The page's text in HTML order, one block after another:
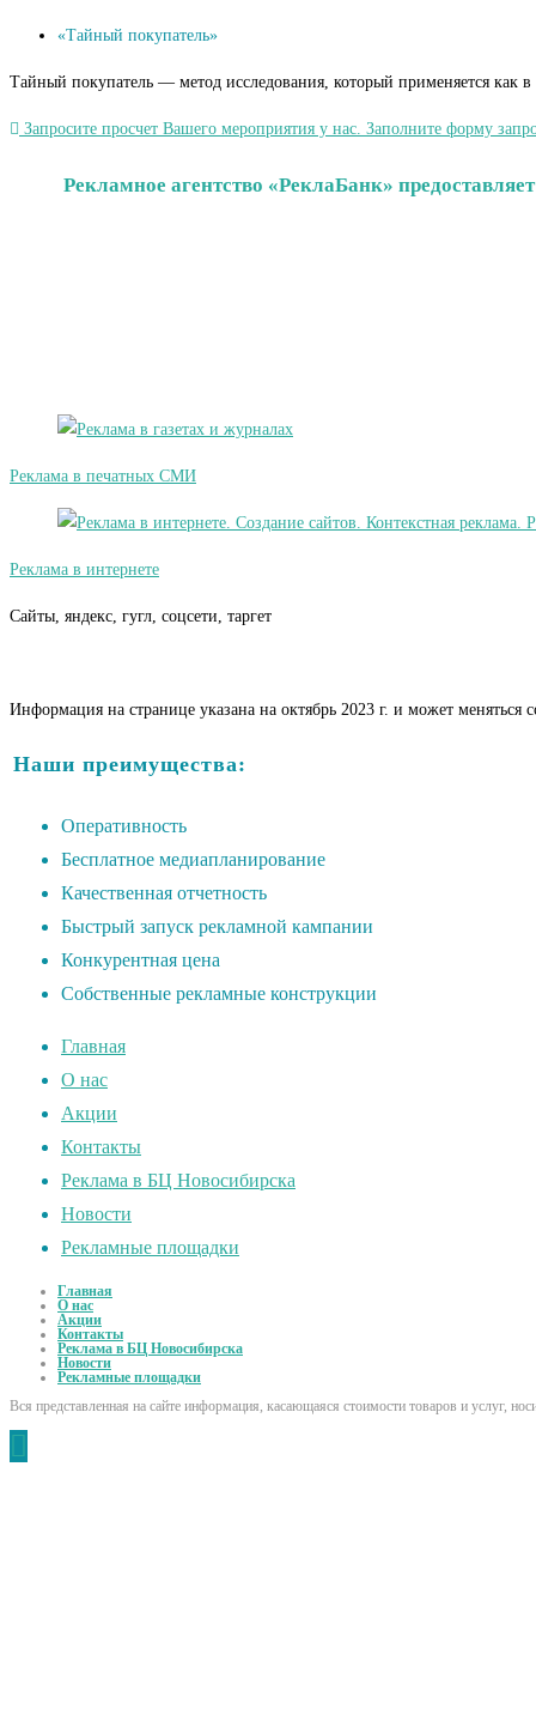
«Тайный покупатель»
Тайный покупатель — метод исследования, который применяется как
Запросите просчет Вашего мероприятия у нас. Заполните форму
Рекламное агентство «РеклаБанк»
Реклама в печатных СМИ
Реклама в интернете
Сайты, яндекс, гугл, соцсети, таргет
Информация на странице указана на октябрь 2023 г. и может
Наши преимущества:
Оперативность
Бесплатное медиапланирование
Качественная отчетность
Быстрый запуск рекламной кампании
Конкурентная цена
Собственные рекламные конструкции
Главная
О нас
Акции
Контакты
Реклама в БЦ Новосибирска
Новости
Рекламные площадки
Главная
О нас
Акции
Контакты
Реклама в БЦ Новосибирска
Новости
Рекламные площадки
Вся представленная на сайте информация, касающаяся стоимости товаров и услуг,